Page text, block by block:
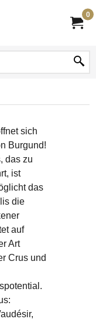
0
sich
Burgund!
das zu
ist
das
die
auf
Art
Crus und